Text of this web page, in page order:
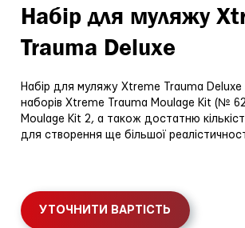
Набір для муляжу
Trauma Deluxe
Набір для муляжу Xtreme Trauma Deluxe
наборів Xtreme Trauma Moulage Kit (№
Moulage Kit 2, а також достатню
для створення ще більшої
УТОЧНИТИ ВАРТІСТЬ